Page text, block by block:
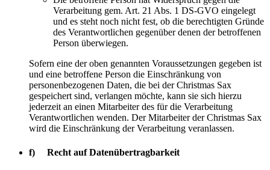
Verarbeitung gem. Art. 21 Abs. 1 DS-GVO eingelegt
und es steht noch nicht fest, ob die berechtigten Gründe
des Verantwortlichen gegenüber denen der betroffenen
Person überwiegen.
Sofern eine der oben genannten Voraussetzungen gegeben ist
und eine betroffene Person die Einschränkung von
personenbezogenen Daten, die bei der Christmas Sax
gespeichert sind, verlangen möchte, kann sie sich hierzu
jederzeit an einen Mitarbeiter des für die Verarbeitung
Verantwortlichen wenden. Der Mitarbeiter der Christmas Sax
wird die Einschränkung der Verarbeitung veranlassen.
f) Recht auf Datenübertragbarkeit